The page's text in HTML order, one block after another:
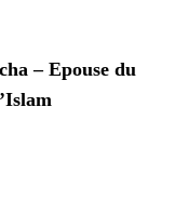
– Epouse du